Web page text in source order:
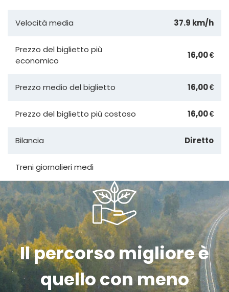
Velocità media 37.9 km/h
Prezzo del biglietto più
economico
16,00 €
Prezzo medio del biglietto 16,00 €
Prezzo del biglietto più costoso 16,00 €
Bilancia Diretto
Treni giornalieri medi
Il percorso migliore è
quello con meno